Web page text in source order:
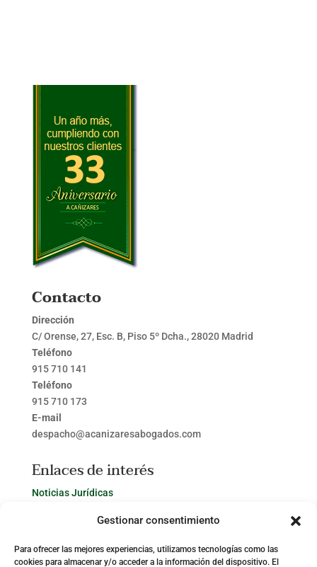
Gestionar consentimiento
Para ofrecer las mejores experiencias, utilizamos tecnologías como las
cookies para almacenar y/o acceder a la información del dispositivo. El
Contacto
Dirección
C/ Orense, 27, Esc. B, Piso 5º Dcha., 28020 Madrid
Teléfono
915 710 141
Teléfono
915 710 173
E-mail
despacho@acanizaresabogados.com
Enlaces de interés
Noticias Jurídicas